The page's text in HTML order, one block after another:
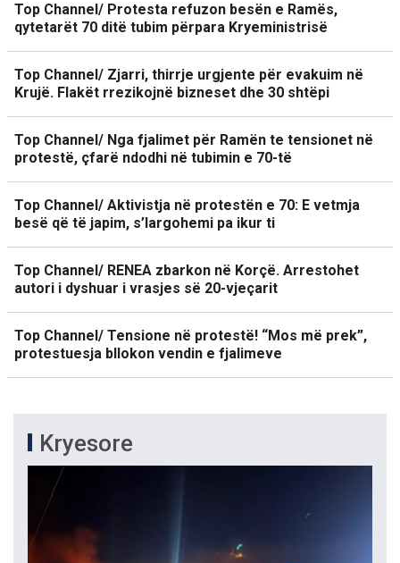
Top Channel/ Protesta refuzon besën e Ramës,
qytetarët 70 ditë tubim përpara Kryeministrisë
Top Channel/ Zjarri, thirrje urgjente për evakuim në
Krujë. Flakët rrezikojnë bizneset dhe 30 shtëpi
Top Channel/ Nga fjalimet për Ramën te tensionet në
protestë, çfarë ndodhi në tubimin e 70-të
Top Channel/ Aktivistja në protestën e 70: E vetmja
besë që të japim, s’largohemi pa ikur ti
Top Channel/ RENEA zbarkon në Korçë. Arrestohet
autori i dyshuar i vrasjes së 20-vjeçarit
Top Channel/ Tensione në protestë! “Mos më prek”,
protestuesja bllokon vendin e fjalimeve
Kryesore